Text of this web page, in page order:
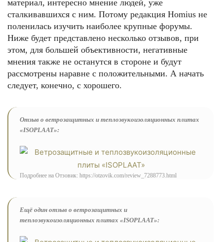
материал, интересно мнение людей, уже
сталкивавшихся с ним. Потому редакция Homius не
поленилась изучить наиболее крупные форумы.
Ниже будет представлено несколько отзывов, при
этом, для большей объективности, негативные
мнения также не останутся в стороне и будут
рассмотрены наравне с положительными. А начать
следует, конечно, с хорошего.
Отзыв о ветрозащитных и теплозвукоизоляционных плитах
«ISOPLAAT»:
Подробнее на Отзовик: https://otzovik.com/review_7288773.html
Ещё один отзыв о ветрозащитных и
теплозвукоизоляционных плитах «ISOPLAAT»: